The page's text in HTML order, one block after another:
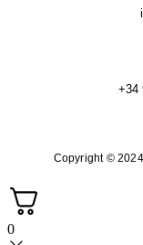
+34
Copyright ©
0